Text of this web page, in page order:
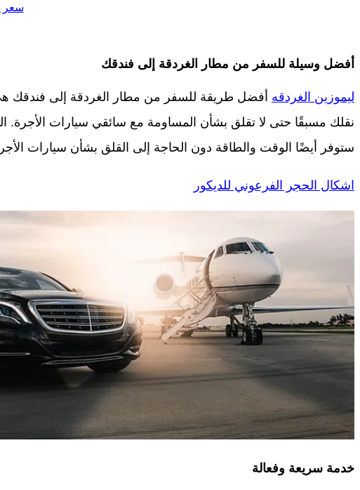
سعر
أفضل وسيلة للسفر من مطار الغردقة إلى فندقك
ليموزين الغردقه أفضل طريقة للسفر من مطار الغردقة إلى فندقك
نقلك مسبقًا حتى لا تقلق بشأن المساومة مع سائقي سيارات
ستوفر أيضًا الوقت والطاقة دون الحاجة إلى القلق بشأن سيارات
اشكال الحجر الفرعوني للديكور
خدمة سريعة وفعالة